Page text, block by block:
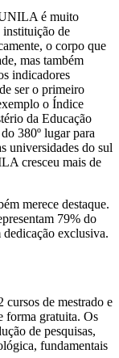
é muito
de
o corpo que
mas também
indicadores
ser o primeiro
o Índice
da Educação
380º lugar para
universidades do sul
cresceu mais de
merece destaque.
79% do
exclusiva.
cursos de mestrado e
forma gratuita. Os
de pesquisas,
fundamentais